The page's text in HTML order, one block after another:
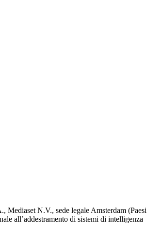
N.V., sede legale Amsterdam (Paesi
all’addestramento di sistemi di intelligenza